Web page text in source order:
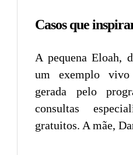
Casos que
A pequena Eloah,
um exemplo vivo
gerada pelo
consultas
gratuitos. A mãe,